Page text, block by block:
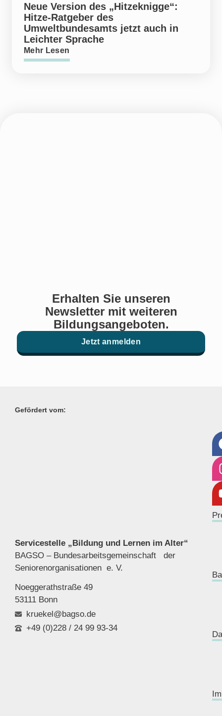
Neue Version des „Hitzeknigge“:
Hitze-Ratgeber des
Umweltbundesamts jetzt auch in
Leichter Sprache
Mehr Lesen
Erhalten Sie unseren
Newsletter mit weiteren
Bildungsangeboten.
Jetzt anmelden
Gefördert vom:
Servicestelle „Bildung und Lernen im Alter“
BAGSO – Bundesarbeitsgemeinschaft der
Seniorenorganisationen e. V.
Noeggerathstraße 49
53111 Bonn
kruekel@bagso.de
+49 (0)228 / 24 99 93-34